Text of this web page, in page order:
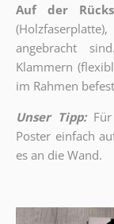
Auf der
angebracht sind.
Klammern
im Rahmen
Unser Tipp:
Poster einfach
es an die Wand.